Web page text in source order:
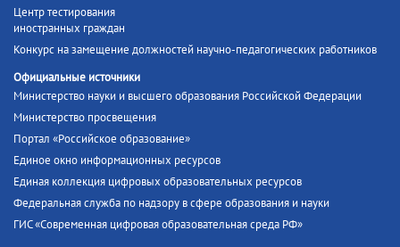
Центр тестирования
иностранных граждан
Конкурс на замещение должностей научно-педагогических работников
Официальные источники
Министерство науки и высшего образования Российской Федерации
Министерство просвещения
Портал «Российское образование»
Единое окно информационных ресурсов
Единая коллекция цифровых образовательных ресурсов
Федеральная служба по надзору в сфере образования и науки
ГИС «Современная цифровая образовательная среда РФ»